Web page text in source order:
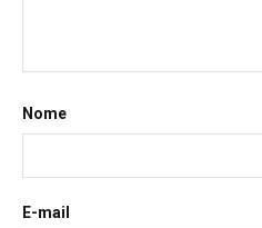
Nome
E-mail